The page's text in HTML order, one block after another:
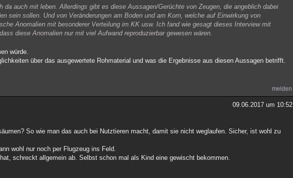
auch mit leben. Allerdings gibt es diese Aussagen/Gerüchte von Zeugen, die angeblich dabei
sein sollen. Und von Veränderungen am Boden und am Korn, welche auf Einwirkung von
Anomalien mit besonderer Verteilung im KK usw. Ich fand wie gesagt dieses Interview mit
diese Anomalien nur mit viel Aufwand reproduzierbar gewesen wären.
würde.
über das ausgewertete Rohmaterial und was die Ergebnisse aus diesen Aussagen betrifft.
melden
09.06.2017 um 10:52
So wie man das auch bei Nutztieren macht, damit sie nicht weglaufen. Sicher, ist wohl zu
wohl nur noch per Flugzeug ins Feld.
schreckt allgemein ab. Selbst schon mal als Kind eine gewischt bekommen.